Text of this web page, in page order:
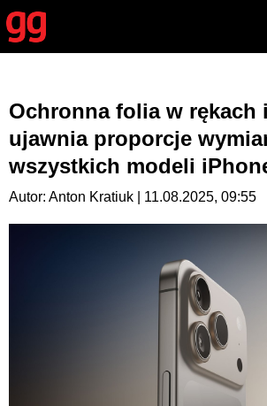
Ochronna folia w rękach
ujawnia proporcje
wszystkich modeli
Autor: Anton Kratiuk | 11.08.2025, 09:55